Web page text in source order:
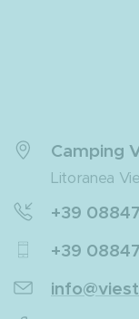
Camping
Litoranea
+39
+39